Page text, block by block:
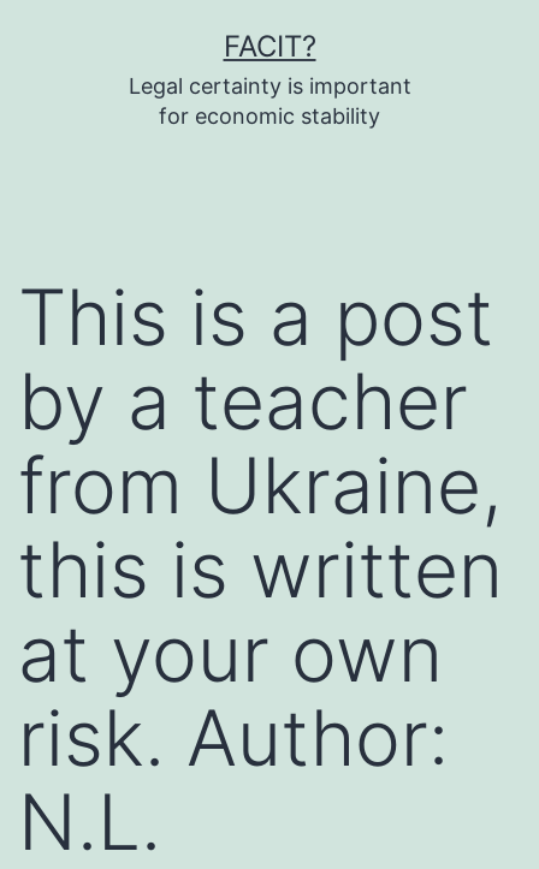
FACIT?
Legal certainty is important
for economic stability
This is a post
by a teacher
from Ukraine,
this is written
at your own
risk. Author:
N.L.